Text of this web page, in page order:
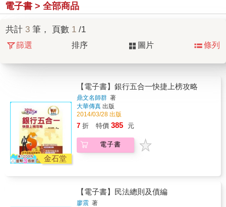
電子書 > 全部商品
共計 3 筆， 頁數 1 /1
篩選 排序 圖片 條列
金石堂
【電子書】銀行五合一快捷上榜攻略
鼎文名師群 著
大華傳真 出版
2014/03/28 出版
7 折 特價 385 元
電子書
【電子書】民法總則及債編
廖震 著